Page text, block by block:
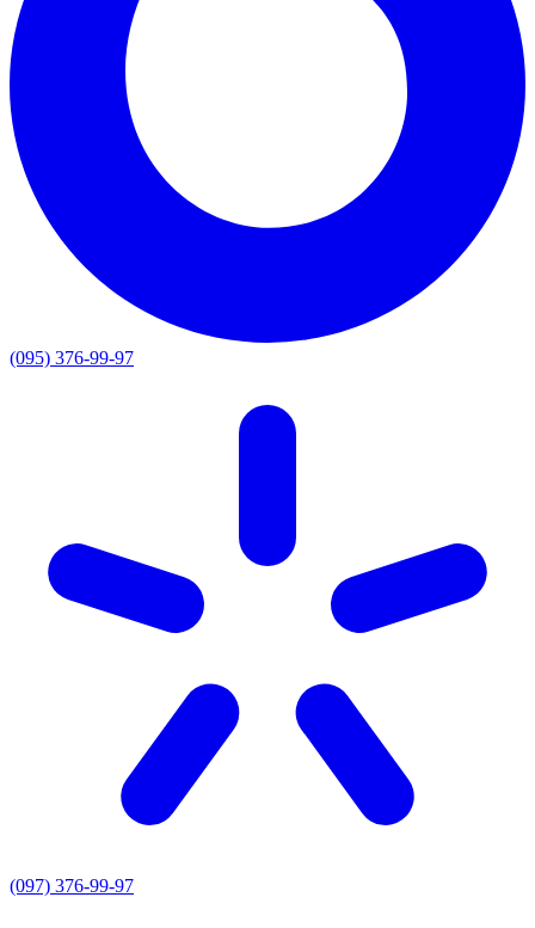
(095) 376-99-97
(097) 376-99-97